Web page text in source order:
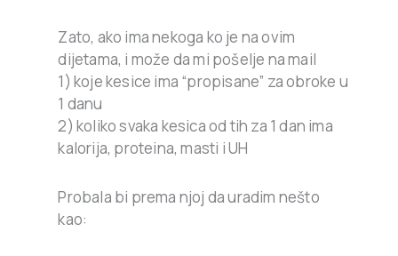
Zato, ako ima nekoga ko je na ovim
dijetama, i može da mi pošelje na mail
1) koje kesice ima “propisane” za obroke u
1 danu
2) koliko svaka kesica od tih za 1 dan ima
kalorija, proteina, masti i UH
Probala bi prema njoj da uradim nešto
kao: